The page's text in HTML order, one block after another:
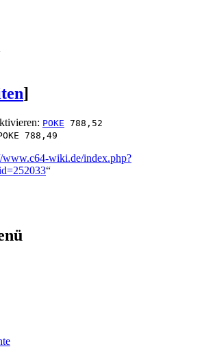
]
POKE 788,52
788,49
www.c64-wiki.de/index.php?
“